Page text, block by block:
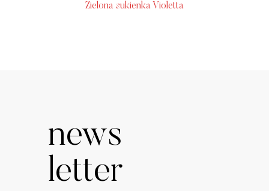
Zielona sukienka Violetta
news
letter